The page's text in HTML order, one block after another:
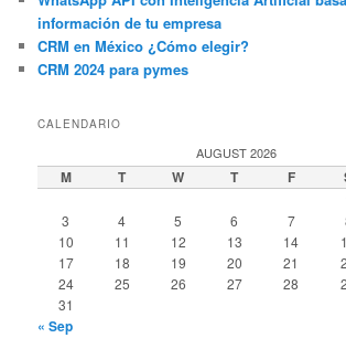
información de tu empresa
CRM en México ¿Cómo elegir?
CRM 2024 para pymes
CALENDARIO
AUGUST 2026
M T W T F
3
4 5 6 7
10
11 12 13 14
17
18 19 20 21
24
25 26 27 28
31
« Sep